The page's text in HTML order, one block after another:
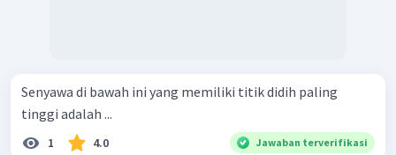
Senyawa di bawah ini yang memiliki titik didih paling
tinggi adalah ...
1 4.0 Jawaban terverifikasi